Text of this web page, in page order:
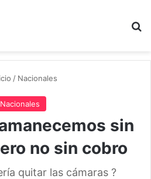
/ Nacionales
Nacionales
sin
no sin cobro
quitar las cámaras ?